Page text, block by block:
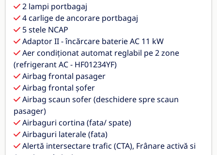
2 lampi portbagaj
4 carlige de ancorare portbagaj
5 stele NCAP
Adaptor II - încărcare baterie AC 11 kW
Aer condiționat automat reglabil pe 2 zone
(refrigerant AC - HF01234YF)
Airbag frontal pasager
Airbag frontal șofer
Airbag scaun sofer (deschidere spre scaun
pasager)
Airbaguri cortina (fata/ spate)
Airbaguri laterale (fata)
Alertă intersectare trafic (CTA), Frânare activă si